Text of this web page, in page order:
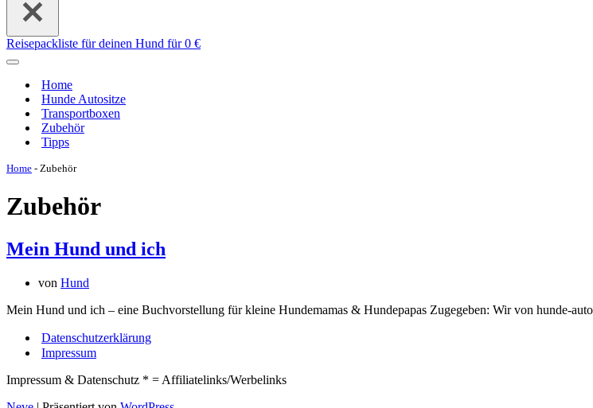
Reisepackliste für deinen Hund für 0 €
Navigations-
Home
Hunde Autositze
Transportboxen
Zubehör
Tipps
Home - Zubehör
Zubehör
Mein Hund und ich
von Hund
Mein Hund und ich – eine Buchvorstellung für kleine Hundemamas & Hundepapas Zugegeben: Wir von hunde-
Datenschutzerklärung
Impressum
Impressum & Datenschutz * = Affiliatelinks/Werbelinks